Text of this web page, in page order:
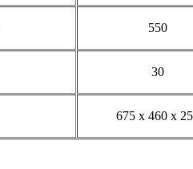
550
30
675 x 460 x